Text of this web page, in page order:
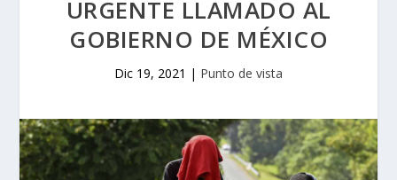
URGENTE LLAMADO AL
GOBIERNO DE MÉXICO
Dic 19, 2021 | Punto de vista